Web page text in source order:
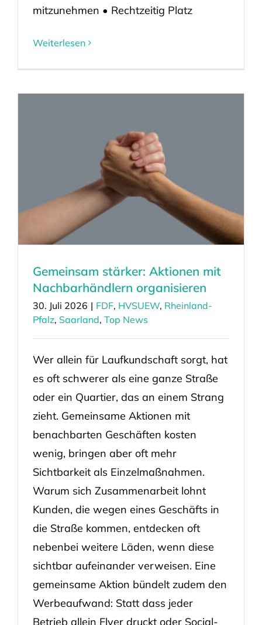
mitzunehmen • Rechtzeitig Platz
Weiterlesen
Gemeinsam stärker: Aktionen mit
Nachbarhändlern organisieren
30. Juli 2026 | FDF, HVSUEW, Rheinland-
Pfalz, Saarland, Top News
Wer allein für Laufkundschaft sorgt, hat
es oft schwerer als eine ganze Straße
oder ein Quartier, das an einem Strang
zieht. Gemeinsame Aktionen mit
benachbarten Geschäften kosten
wenig, bringen aber oft mehr
Sichtbarkeit als Einzelmaßnahmen.
Warum sich Zusammenarbeit lohnt
Kunden, die wegen eines Geschäfts in
die Straße kommen, entdecken oft
nebenbei weitere Läden, wenn diese
sichtbar aufeinander verweisen. Eine
gemeinsame Aktion bündelt zudem den
Werbeaufwand: Statt dass jeder
Betrieb allein Flyer druckt oder Social-